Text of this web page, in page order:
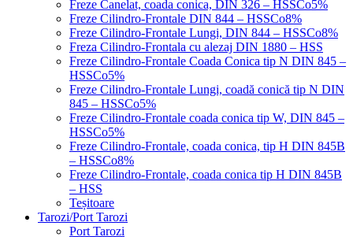
Freze Canelat, coada conica, DIN 326 – HSSCo5%
Freze Cilindro-Frontale DIN 844 – HSSCo8%
Freze Cilindro-Frontale Lungi, DIN 844 – HSSCo8%
Freza Cilindro-Frontala cu alezaj DIN 1880 – HSS
Freze Cilindro-Frontale Coada Conica tip N DIN 845 –
HSSCo5%
Freze Cilindro-Frontale Lungi, coadă conică tip N DIN
845 – HSSCo5%
Freze Cilindro-Frontale coada conica tip W, DIN 845 –
HSSCo5%
Freze Cilindro-Frontale, coada conica, tip H DIN 845B
– HSSCo8%
Freze Cilindro-Frontale, coada conica tip H DIN 845B
– HSS
Teșitoare
Tarozi/Port Tarozi
Port Tarozi